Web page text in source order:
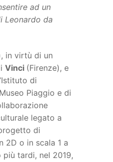
ad un
Leonardo da
in virtù di un
Vinci (Firenze), e
di
Piaggio e di
legato a
di
2D o in scala 1 a
più tardi, nel 2019,